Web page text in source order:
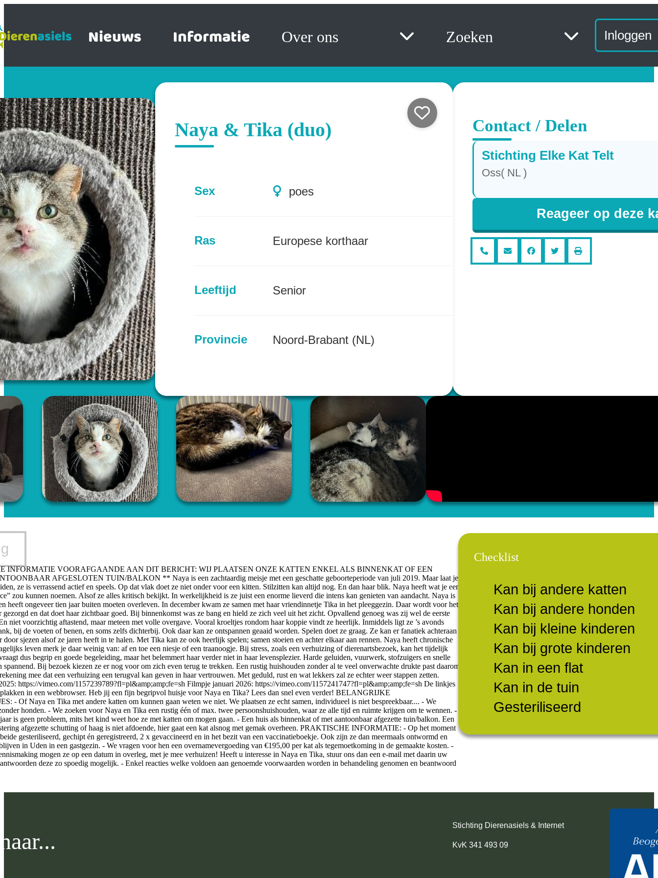
Nieuws Informatie Over ons Zoeken Inloggen
Naya & Tika (duo)
Sex poes
Ras Europese korthaar
Leeftijd Senior
Provincie Noord-Brabant (NL)
Contact / Delen
Stichting Elke Kat Telt
Oss( NL )
Reageer op deze
INFORMATIE VOORAFGAANDE AAN DIT BERICHT: WIJ PLAATSEN ONZE KATTEN ENKEL ALS BINNENKAT OF EEN
AFGESLOTEN TUIN/BALKON ** Naya is een zachtaardig meisje met een geschatte geboorteperiode van juli 2019. Maar laat je
ze is verrassend actief en speels. Op dat vlak doet ze niet onder voor een kitten. Stilzitten kan altijd nog. En dan haar blik. Naya heeft wat je een
zou kunnen noemen. Alsof ze alles kritisch bekijkt. In werkelijkheid is ze juist een enorme lieverd die intens kan genieten van aandacht. Naya is
heeft ongeveer tien jaar buiten moeten overleven. In december kwam ze samen met haar vriendinnetje Tika in het pleeggezin. Daar wordt voor het
gezorgd en dat doet haar zichtbaar goed. Bij binnenkomst was ze bang en hield ze zich veel uit het zicht. Opvallend genoeg was zij wel de eerste
niet voorzichtig aftastend, maar meteen met volle overgave. Vooral kroeltjes rondom haar koppie vindt ze heerlijk. Inmiddels ligt ze ’s avonds
bij de voeten of benen, en soms zelfs dichterbij. Ook daar kan ze ontspannen geaaid worden. Spelen doet ze graag. Ze kan er fanatiek achteraan
door sjezen alsof ze jaren heeft in te halen. Met Tika kan ze ook heerlijk spelen; samen stoeien en achter elkaar aan rennen. Naya heeft chronische
leven merk je daar weinig van: af en toe een niesje of een traanoogje. Bij stress, zoals een verhuizing of dierenartsbezoek, kan het tijdelijk
dus begrip en goede begeleiding, maar het belemmert haar verder niet in haar levensplezier. Harde geluiden, vuurwerk, stofzuigers en snelle
Bij bezoek kiezen ze er nog voor om zich even terug te trekken. Een rustig huishouden zonder al te veel onverwachte drukte past daarom
mee dat een verhuizing een terugval kan geven in haar vertrouwen. Met geduld, rust en wat lekkers zal ze echter weer stappen zetten.
https://vimeo.com/1157239789?fl=pl&amp;amp;fe=sh Filmpje januari 2026: https://vimeo.com/1157241747?fl=pl&amp;amp;fe=sh De linkjes
in een webbrowser. Heb jij een fijn begripvol huisje voor Naya en Tika? Lees dan snel even verder! BELANGRIJKE
- Of Naya en Tika met andere katten om kunnen gaan weten we niet. We plaatsen ze echt samen, individueel is niet bespreekbaar.... - We
honden. - We zoeken voor Naya en Tika een rustig één of max. twee persoonshuishouden, waar ze alle tijd en ruimte krijgen om te wennen. -
is geen probleem, mits het kind weet hoe ze met katten om mogen gaan. - Een huis als binnenkat of met aantoonbaar afgezette tuin/balkon. Een
afgezette schutting of haag is niet afdoende, hier gaat een kat alsnog met gemak overheen. PRAKTISCHE INFORMATIE: - Op het moment
gesteriliseerd, gechipt én geregistreerd, 2 x gevaccineerd en in het bezit van een vaccinatieboekje. Ook zijn ze dan meermaals ontwormd en
in Uden in een gastgezin. - We vragen voor hen een overnamevergoeding van €195,00 per kat als tegemoetkoming in de gemaakte kosten. -
mogen ze op een datum in overleg, met je mee verhuizen! Heeft u interesse in Naya en Tika, stuur ons dan een e-mail met daarin uw
deze zo spoedig mogelijk. - Enkel reacties welke voldoen aan genoemde voorwaarden worden in behandeling genomen en beantwoord
Checklist
Kan bij andere katten
Kan bij andere honden
Kan bij kleine kinderen
Kan bij grote kinderen
Kan in een flat
Kan in de tuin
Gesteriliseerd
Stichting Dierenasiels & Internet
KvK 341 493 09